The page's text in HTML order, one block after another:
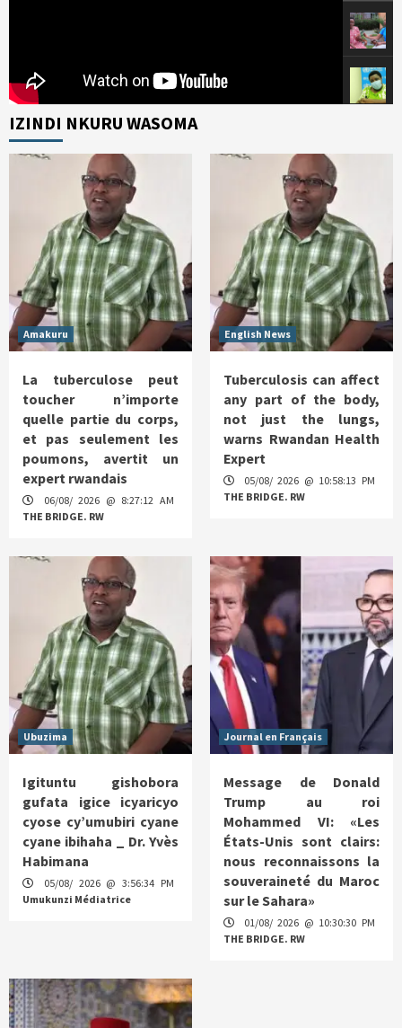
IZINDI NKURU WASOMA
Amakuru
La tuberculose peut
toucher n’importe
quelle partie du corps,
et pas seulement les
poumons, avertit un
expert rwandais
06/08/ 2026 @ 8:27:12 AM
THE BRIDGE. RW
English News
Tuberculosis can affect
any part of the body,
not just the lungs,
warns Rwandan Health
Expert
05/08/ 2026 @ 10:58:13 PM
THE BRIDGE. RW
Ubuzima
Igituntu gishobora
gufata igice icyaricyo
cyose cy’umubiri cyane
cyane ibihaha _ Dr. Yvès
Habimana
05/08/ 2026 @ 3:56:34 PM
Umukunzi Médiatrice
Journal en Français
Message de Donald
Trump au roi
Mohammed VI: «Les
États-Unis sont clairs:
nous reconnaissons la
souveraineté du Maroc
sur le Sahara»
01/08/ 2026 @ 10:30:30 PM
THE BRIDGE. RW